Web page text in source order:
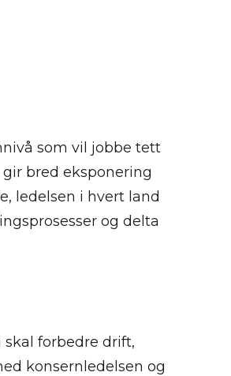
som vil jobbe tett
bred eksponering
ledelsen i hvert land
og delta
forbedre drift,
konsernledelsen og